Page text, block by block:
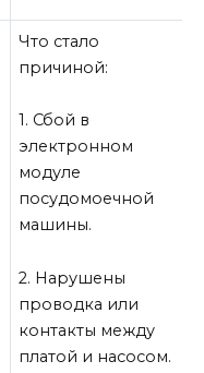
Что стало
причиной:
1. Сбой в
электронном
модуле
посудомоечной
машины.
2. Нарушены
проводка или
контакты между
платой и насосом.